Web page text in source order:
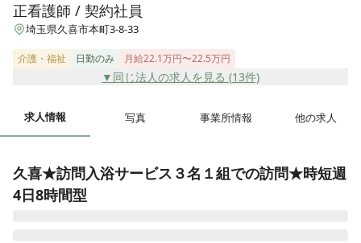
正看護師 / 契約社員
埼玉県久喜市本町3-8-33
介護・福祉 日勤のみ 月給22.1万円〜22.5万円
▼同じ法人の求人を見る (13件)
求人情報 写真 事業所情報 他の求人
久喜★訪問入浴サービス３名１組での訪問★時短週
4日8時間型